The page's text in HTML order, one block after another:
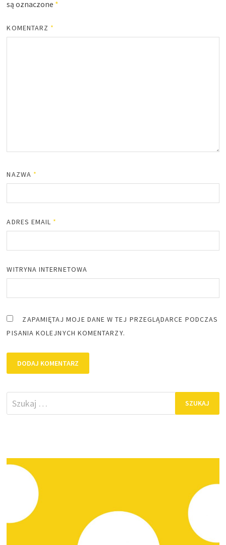
są oznaczone *
KOMENTARZ *
NAZWA *
ADRES EMAIL *
WITRYNA INTERNETOWA
ZAPAMIĘTAJ MOJE DANE W TEJ PRZEGLĄDARCE PODCZAS
PISANIA KOLEJNYCH KOMENTARZY.
Szukaj: